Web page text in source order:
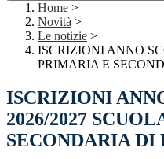
Home >
Novità >
Le notizie >
ISCRIZIONI ANNO
PRIMARIA E
ISCRIZIONI
2026/2027
SECONDARIA DI